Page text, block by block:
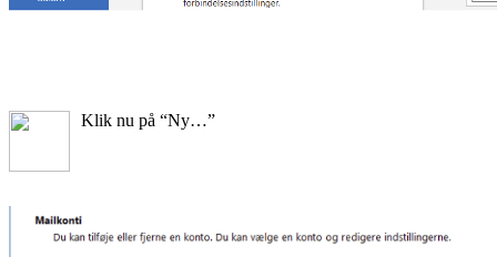
Klik nu på “Ny…”